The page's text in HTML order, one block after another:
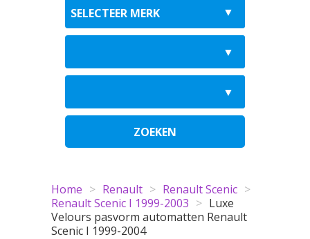
ZOEKEN
Home > Renault > Renault Scenic >
Renault Scenic I 1999-2003 > Luxe
Velours pasvorm automatten Renault
Scenic I 1999-2004